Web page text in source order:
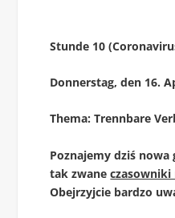
Stunde 10
Donnerstag, den 16.
Thema: Trennbare
Poznajemy dziś
tak zwaneczasowniki
Obejrzyjcie bardzo